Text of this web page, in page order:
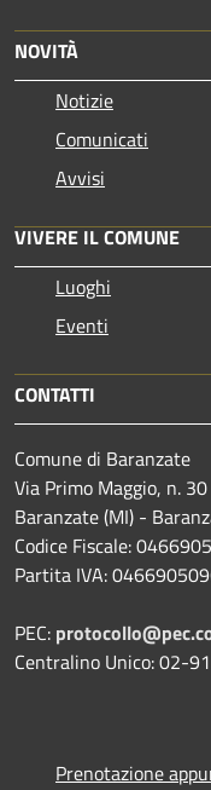
NOVITÀ
Notizie
Comunicati
Avvisi
VIVERE IL COMUNE
Luoghi
Eventi
CONTATTI
Comune di Baranzate
Via Primo Maggio, n.
Baranzate (MI) -
Codice Fiscale:
Partita IVA:
PEC:
Centralino Unico: 02-
Prenotazione